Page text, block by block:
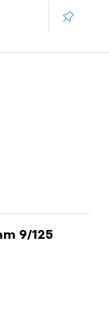
9/125